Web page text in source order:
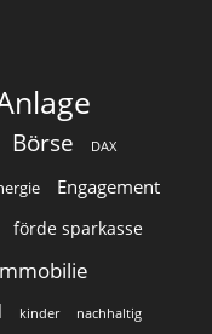
Börse DAX
Engagement
förde sparkasse
kinder nachhaltig